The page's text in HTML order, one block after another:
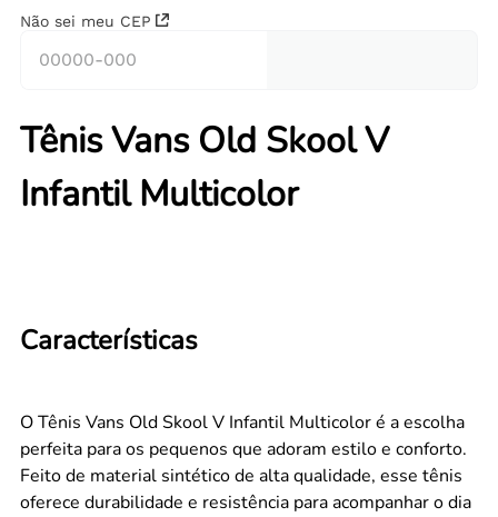
Não sei meu CEP
Tênis Vans Old Skool V
Infantil Multicolor
Características
O Tênis Vans Old Skool V Infantil Multicolor é a escolha
perfeita para os pequenos que adoram estilo e conforto.
Feito de material sintético de alta qualidade, esse tênis
oferece durabilidade e resistência para acompanhar o dia